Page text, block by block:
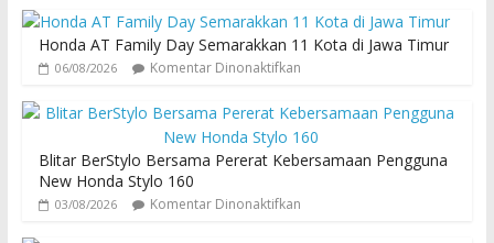
Honda AT Family Day Semarakkan 11 Kota di Jawa Timur
06/08/2026 Komentar Dinonaktifkan
Blitar BerStylo Bersama Pererat Kebersamaan Pengguna
New Honda Stylo 160
03/08/2026 Komentar Dinonaktifkan